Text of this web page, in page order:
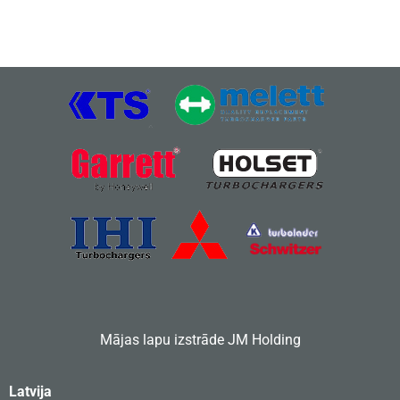
Mājas lapu izstrādeJM Holding
Latvija